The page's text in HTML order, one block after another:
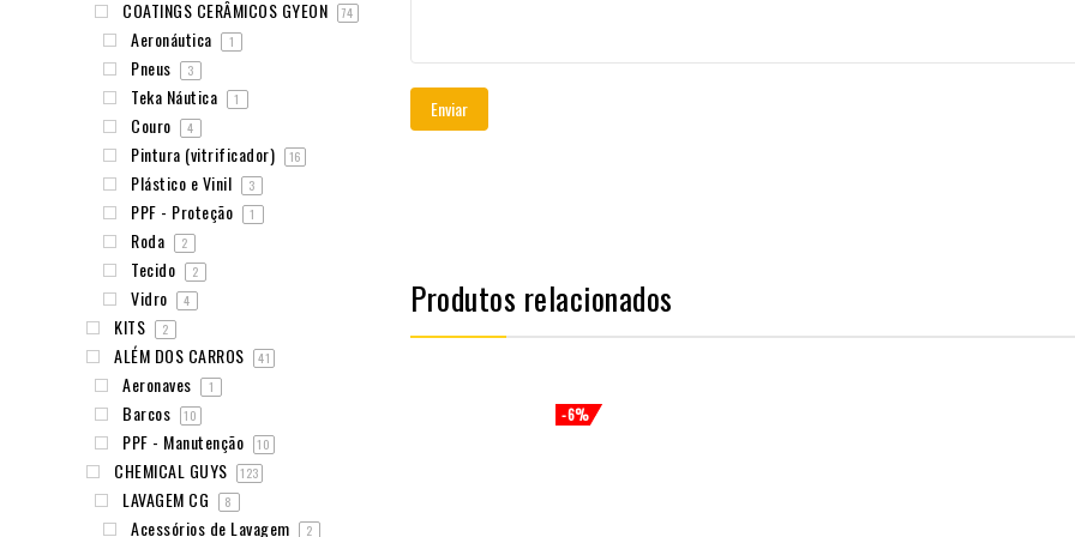
Produtos relacionados
-6%
COATINGS CERÂMICOS GYEON 74
Aeronáutica 1
Pneus 3
Teka Náutica 1
Couro 4
Pintura (vitrificador) 16
Plástico e Vinil 3
PPF - Proteção 1
Roda 2
Tecido 2
Vidro 4
KITS 2
ALÉM DOS CARROS 41
Aeronaves 1
Barcos 10
PPF - Manutenção 10
CHEMICAL GUYS 123
LAVAGEM CG 8
Acessórios de Lavagem 2